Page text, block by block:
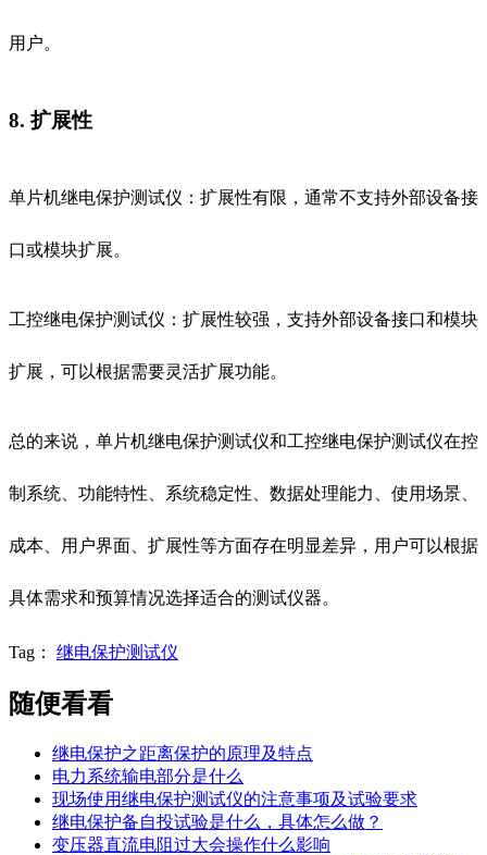
用户。
8. 扩展性
单片机继电保护测试仪：扩展性有限，通常不支持外部设备接
口或模块扩展。
工控继电保护测试仪：扩展性较强，支持外部设备接口和模块
扩展，可以根据需要灵活扩展功能。
总的来说，单片机继电保护测试仪和工控继电保护测试仪在控
制系统、功能特性、系统稳定性、数据处理能力、使用场景、
成本、用户界面、扩展性等方面存在明显差异，用户可以根据
具体需求和预算情况选择适合的测试仪器。
Tag： 继电保护测试仪
随便看看
继电保护之距离保护的原理及特点
电力系统输电部分是什么
现场使用继电保护测试仪的注意事项及试验要求
继电保护备自投试验是什么，具体怎么做？
变压器直流电阻过大会操作什么影响